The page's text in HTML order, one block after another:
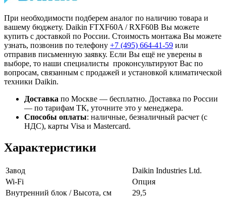
При необходимости подберем аналог по наличию товара и
вашему бюджету. Daikin FTXF60A / RXF60B Вы можете
купить с доставкой по России. Стоимость монтажа Вы можете
узнать, позвонив по телефону +7 (495) 664-41-59 или
отправив письменную заявку. Если Вы ещё не уверены в
выборе, то наши специалисты проконсультируют Вас по
вопросам, связанным с продажей и установкой климатической
техники Daikin.
Доставка по Москве — бесплатно. Доставка по России
— по тарифам ТК, уточните это у менеджера.
Способы оплаты: наличные, безналичный расчет (с
НДС), карты Visa и Mastercard.
Характеристики
Завод
Daikin Industries Ltd.
Wi-Fi
Опция
Внутренний блок / Высота, см
29,5